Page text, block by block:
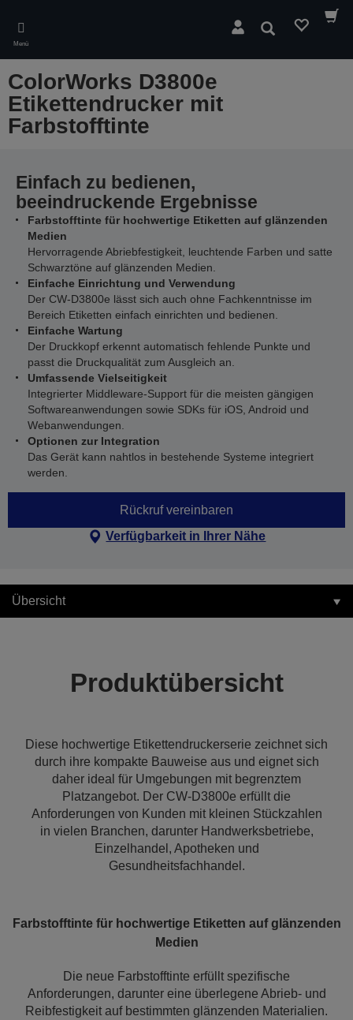
main
content
Menü
Suchen
ColorWorks D3800e
Etikettendrucker mit
Farbstofftinte
Einfach zu bedienen,
beeindruckende Ergebnisse
Farbstofftinte für hochwertige Etiketten auf glänzenden
Medien
Hervorragende Abriebfestigkeit, leuchtende Farben und satte
Schwarztöne auf glänzenden Medien.
Einfache Einrichtung und Verwendung
Der CW-D3800e lässt sich auch ohne Fachkenntnisse im
Bereich Etiketten einfach einrichten und bedienen.
Einfache Wartung
Der Druckkopf erkennt automatisch fehlende Punkte und
passt die Druckqualität zum Ausgleich an.
Umfassende Vielseitigkeit
Integrierter Middleware-Support für die meisten gängigen
Softwareanwendungen sowie SDKs für iOS, Android und
Webanwendungen.
Optionen zur Integration
Das Gerät kann nahtlos in bestehende Systeme integriert
werden.
Rückruf vereinbaren
Verfügbarkeit in Ihrer Nähe
Übersicht
Produktübersicht
Diese hochwertige Etikettendruckerserie zeichnet sich
durch ihre kompakte Bauweise aus und eignet sich
daher ideal für Umgebungen mit begrenztem
Platzangebot. Der CW-D3800e erfüllt die
Anforderungen von Kunden mit kleinen Stückzahlen
in vielen Branchen, darunter Handwerksbetriebe,
Einzelhandel, Apotheken und
Gesundheitsfachhandel.
Farbstofftinte für hochwertige Etiketten auf glänzenden
Medien
Die neue Farbstofftinte erfüllt spezifische
Anforderungen, darunter eine überlegene Abrieb- und
Reibfestigkeit auf bestimmten glänzenden Materialien.